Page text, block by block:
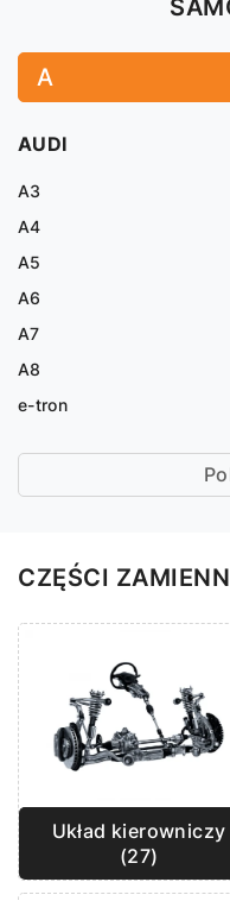
A
AUDI
A3
A4
A5
A6
A7
A8
e-tron
CZĘŚCI
Układ kierowniczy
(27)